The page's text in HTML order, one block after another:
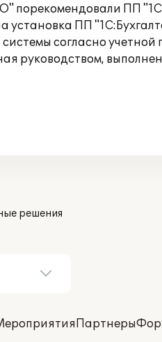
ПП
установка ПП
согласно учетной
руководством,
решения
Партнеры